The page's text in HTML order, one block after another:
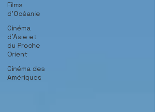
Films
d'Océanie
Cinéma
d'Asie et
du Proche
Orient
Cinéma des
Amériques